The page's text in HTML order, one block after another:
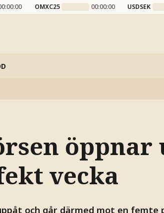
OMXC25 00:00:00 USDSEK
öppnar
vecka
och går därmed mot en femte